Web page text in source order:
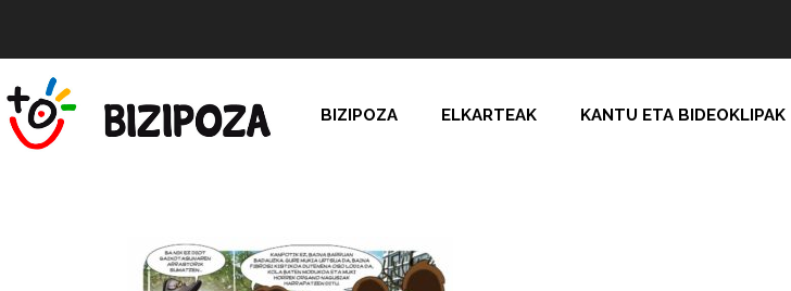
BIZIPOZA ELKARTEAK KANTU ETA BIDEOKLIPAK